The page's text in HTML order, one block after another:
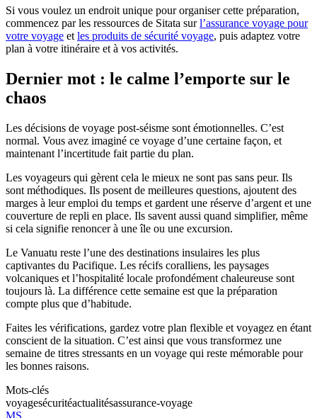
Si vous voulez un endroit unique pour organiser cette préparation,
commencez par les ressources de Sitata surl’assurance voyage pour
votre voyage et les produits de sécurité voyage, puis adaptez votre
plan à votre itinéraire et à vos activités.
Dernier mot : le calme l’emporte sur le
chaos
Les décisions de voyage post-séisme sont émotionnelles. C’est
normal. Vous avez imaginé ce voyage d’une certaine façon, et
maintenant l’incertitude fait partie du plan.
Les voyageurs qui gèrent cela le mieux ne sont pas sans peur. Ils
sont méthodiques. Ils posent de meilleures questions, ajoutent des
marges à leur emploi du temps et gardent une réserve d’argent et une
couverture de repli en place. Ils savent aussi quand simplifier, même
si cela signifie renoncer à une île ou une excursion.
Le Vanuatu reste l’une des destinations insulaires les plus
captivantes du Pacifique. Les récifs coralliens, les paysages
volcaniques et l’hospitalité locale profondément chaleureuse sont
toujours là. La différence cette semaine est que la préparation
compte plus que d’habitude.
Faites les vérifications, gardez votre plan flexible et voyagez en étant
conscient de la situation. C’est ainsi que vous transformez une
semaine de titres stressants en un voyage qui reste mémorable pour
les bonnes raisons.
Mots-clés
voyagesécuritéactualitésassurance-voyage
MS